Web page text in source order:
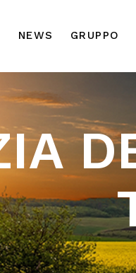
NEWS GRUPPO